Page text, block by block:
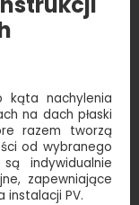
kąta nachylenia
na dach płaski
razem tworzą
od wybranego
indywidualnie
zapewniające
instalacji PV.